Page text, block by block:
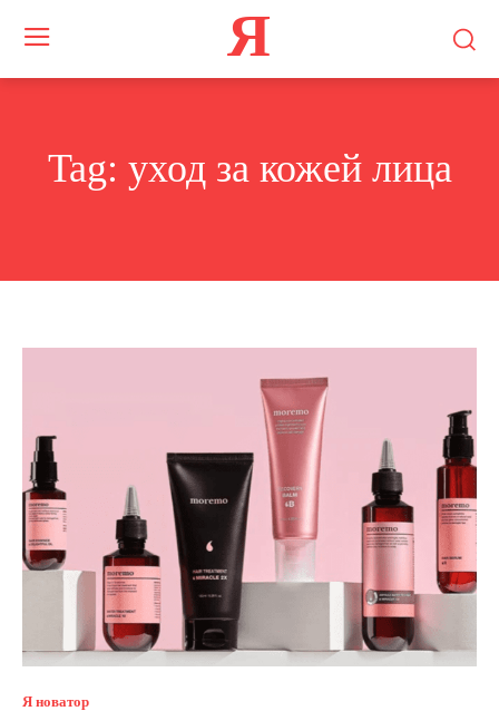
Я
Tag: уход за кожей лица
Я новатор